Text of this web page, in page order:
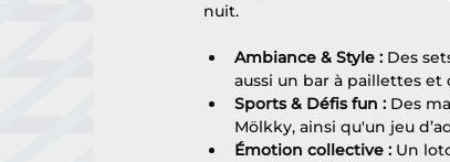
nuit.
Ambiance & Style : Des
aussi un bar à paillettes
Sports & Défis fun : Des
Mölkky, ainsi qu'un jeu
Émotion collective : Un